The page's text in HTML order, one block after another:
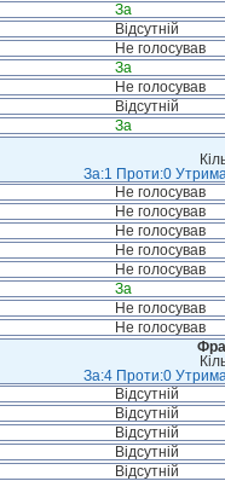
За
Відсутній
Не голосував
За
Не голосував
Відсутній
За
За:1 Проти:0
Не голосував
Не голосував
Не голосував
Не голосував
Не голосував
За
Не голосував
Не голосував
За:4 Проти:0
Відсутній
Відсутній
Відсутній
Відсутній
Відсутній